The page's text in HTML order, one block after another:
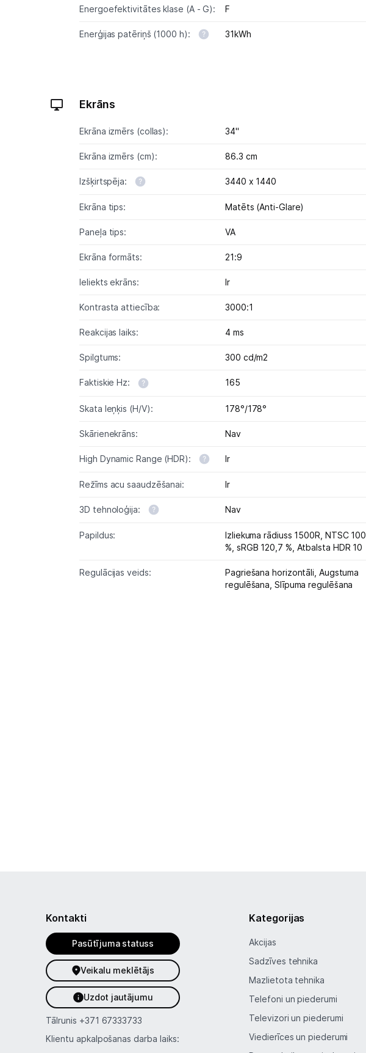
Energoefektivitātes klase (A - G): F
Enerģijas patēriņš (1000 h): 31kWh
Ekrāns
Ekrāna izmērs (collas): 34"
Ekrāna izmērs (cm): 86.3 cm
Izšķirtspēja: 3440 x 1440
Ekrāna tips: Matēts (Anti-Glare)
Paneļa tips: VA
Ekrāna formāts: 21:9
Ieliekts ekrāns: Ir
Kontrasta attiecība: 3000:1
Reakcijas laiks: 4 ms
Spilgtums: 300 cd/m2
Faktiskie Hz: 165
Skata leņķis (H/V): 178°/178°
Skārienekrāns: Nav
High Dynamic Range (HDR): Ir
Režīms acu saaudzēšanai: Ir
3D tehnoloģija: Nav
Papildus:
Izliekuma rādiuss 1500R, NTSC 100
%, sRGB 120,7 %, Atbalsta HDR 10
Regulācijas veids: Pagriešana horizontāli, Augstuma
regulēšana, Slīpuma regulēšana
Kontakti
Pasūtījuma statuss
Veikalu meklētājs
Uzdot jautājumu
Tālrunis +371 67333733
Klientu apkalpošanas darba laiks:
Kategorijas
Akcijas
Sadzīves tehnika
Mazlietota tehnika
Telefoni un piederumi
Televizori un piederumi
Viedierīces un piederumi